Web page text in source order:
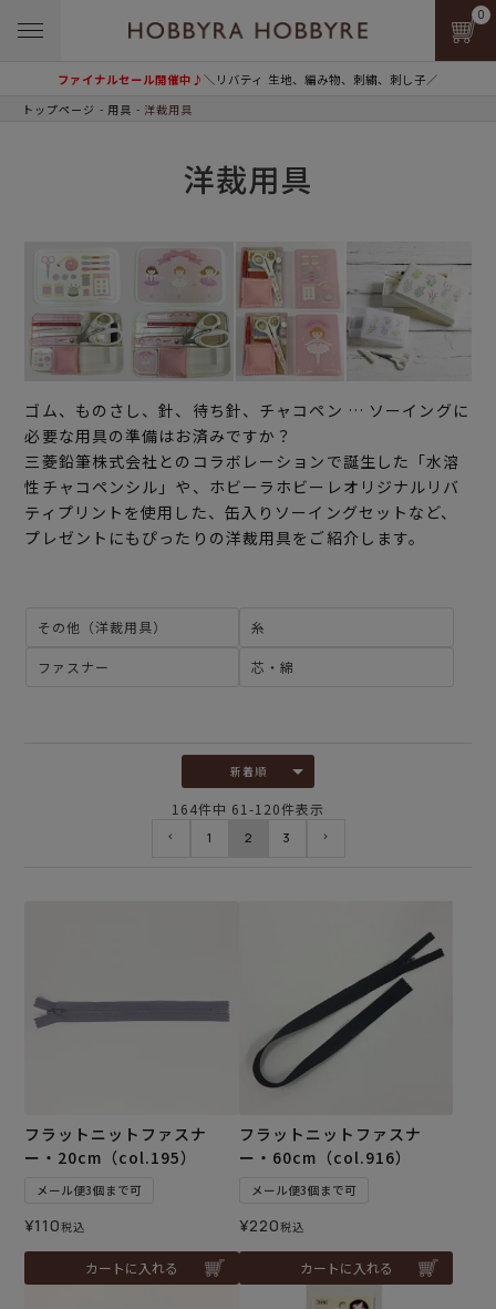
ファイナルセール開催中♪＼リバティ 生地、編み物、刺繍、刺し子／
0
トップページ 用具 洋裁用具
洋裁用具
ゴム、ものさし、針、待ち針、チャコペン … ソーイングに
必要な用具の準備はお済みですか？
三菱鉛筆株式会社とのコラボレーションで誕生した「水溶
性チャコペンシル」や、ホビーラホビーレオリジナルリバ
ティプリントを使用した、缶入りソーイングセットなど、
プレゼントにもぴったりの洋裁用具をご紹介します。
その他（洋裁用具） 糸
ファスナー 芯・綿
新着順
164件中 61 -120件表示
1 2 3
フラットニットファスナ
ー・20cm（col.195）
メール便3個まで可
¥110税込
カートに入れる
フラットニットファスナ
ー・60cm（col.916）
メール便3個まで可
¥220税込
カートに入れる